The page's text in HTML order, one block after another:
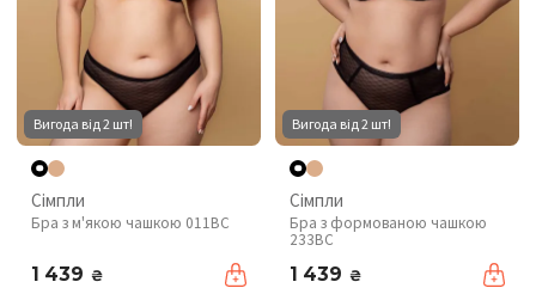
Вигода від 2 шт!
Сімпли
Бра з м'якою чашкою 011BC
1 439 ₴
Вигода від 2 шт!
Сімпли
Бра з формованою чашкою
233BC
1 439 ₴